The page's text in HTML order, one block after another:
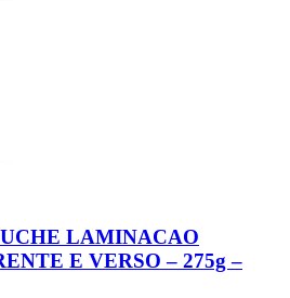
LAMINACAO
E VERSO – 275g –